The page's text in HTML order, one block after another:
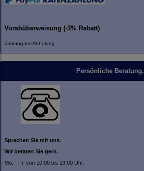
Vorabüberweisung (-3% Rabatt)
Zahlung bei Abholung
Persönliche Beratung.
Sprechen Sie mit uns.
Wir beraten Sie gern.
Mo. - Fr. von 10.00 bis 19.00 Uhr.